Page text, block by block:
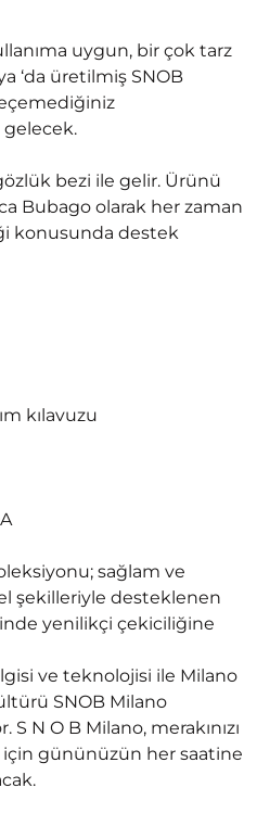
uygun, bir çok tarz
‘da üretilmiş SNOB
gelecek.
bezi ile gelir. Ürünü
Bubago olarak her zaman
konusunda destek
kılavuzu
sağlam ve
şekilleriyle desteklenen
yenilikçi çekiciliğine
ve teknolojisi ile Milano
SNOB Milano
N O B Milano, merakınızı
için gününüzün her saatine